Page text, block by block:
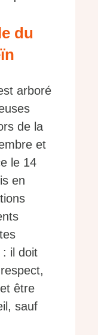
du
arboré
de la
et
le 14
en
: il doit
être
sauf